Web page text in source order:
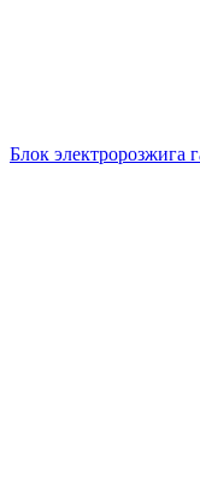
Блок электророзжига